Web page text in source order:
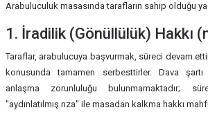
Arabuluculuk masasında tarafların sahip olduğu
1. İradilik (Gönüllülük) Hakkı
Taraflar, arabulucuya başvurmak, süreci devam
konusunda tamamen serbesttirler. Dava
anlaşma zorunluluğu bulunmamaktadır;
"aydınlatılmış rıza" ile masadan kalkma hakkı